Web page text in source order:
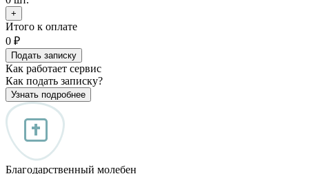
+
Итого к оплате
0 ₽
Подать записку
Как работает сервис
Как подать записку?
Узнать подробнее
Благодарственный молебен